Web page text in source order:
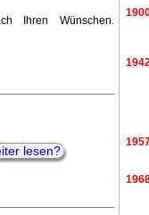
Ihren Wünschen.
lesen?
1942